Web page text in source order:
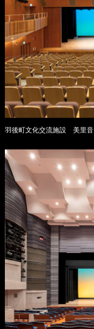
羽後町文化交流施設 美里音